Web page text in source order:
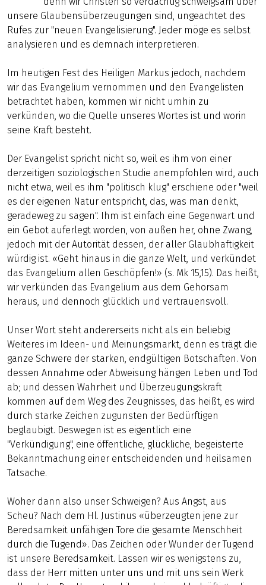
unsere Glaubensüberzeugungen sind, ungeachtet des
Rufes zur "neuen Evangelisierung". Jeder möge es selbst
analysieren und es demnach interpretieren.
Im heutigen Fest des Heiligen Markus jedoch, nachdem
wir das Evangelium vernommen und den Evangelisten
betrachtet haben, kommen wir nicht umhin zu
verkünden, wo die Quelle unseres Wortes ist und worin
seine Kraft besteht.
Der Evangelist spricht nicht so, weil es ihm von einer
derzeitigen soziologischen Studie anempfohlen wird, auch
nicht etwa, weil es ihm "politisch klug" erschiene oder "weil
es der eigenen Natur entspricht, das, was man denkt,
geradeweg zu sagen". Ihm ist einfach eine Gegenwart und
ein Gebot auferlegt worden, von außen her, ohne Zwang,
jedoch mit der Autorität dessen, der aller Glaubhaftigkeit
würdig ist. «Geht hinaus in die ganze Welt, und verkündet
das Evangelium allen Geschöpfen!» (s. Mk 15,15). Das heißt,
wir verkünden das Evangelium aus dem Gehorsam
heraus, und dennoch glücklich und vertrauensvoll.
Unser Wort steht andererseits nicht als ein beliebig
Weiteres im Ideen- und Meinungsmarkt, denn es trägt die
ganze Schwere der starken, endgültigen Botschaften. Von
dessen Annahme oder Abweisung hängen Leben und Tod
ab; und dessen Wahrheit und Überzeugungskraft
kommen auf dem Weg des Zeugnisses, das heißt, es wird
durch starke Zeichen zugunsten der Bedürftigen
beglaubigt. Deswegen ist es eigentlich eine
"Verkündigung", eine öffentliche, glückliche, begeisterte
Bekanntmachung einer entscheidenden und heilsamen
Tatsache.
Woher dann also unser Schweigen? Aus Angst, aus
Scheu? Nach dem Hl. Justinus «überzeugten jene zur
Beredsamkeit unfähigen Tore die gesamte Menschheit
durch die Tugend». Das Zeichen oder Wunder der Tugend
ist unsere Beredsamkeit. Lassen wir es wenigstens zu,
dass der Herr mitten unter uns und mit uns sein Werk